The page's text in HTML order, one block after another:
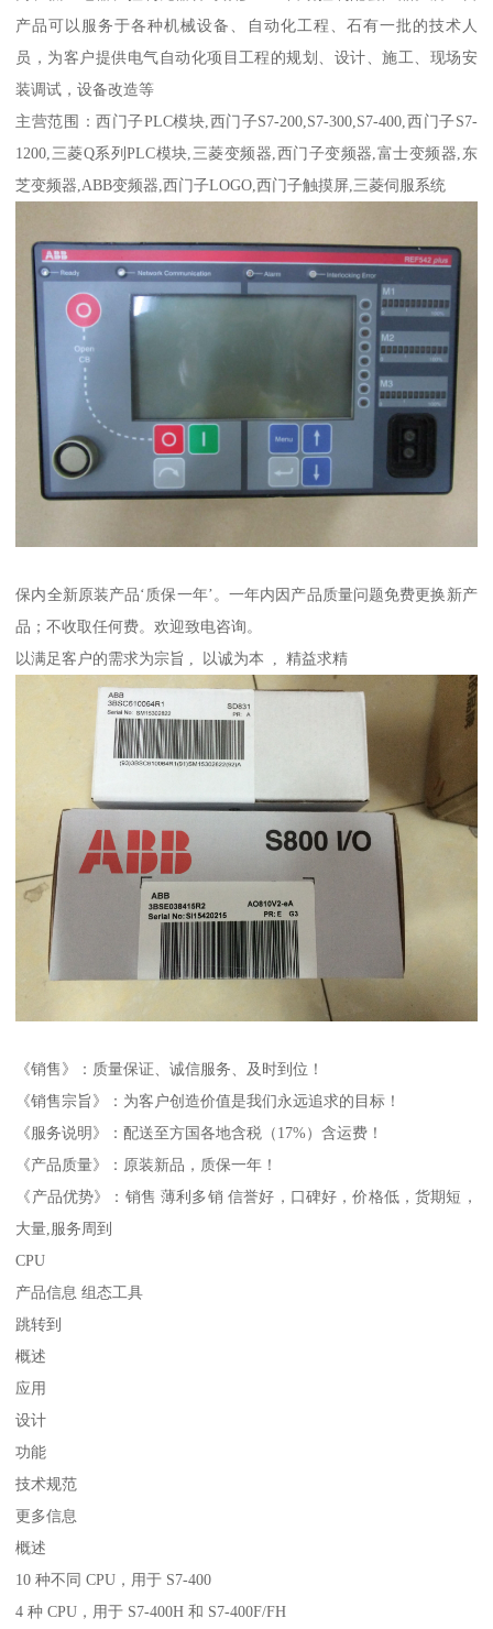
产品可以服务于各种机械设备、自动化工程、石有一批的技术人
员，为客户提供电气自动化项目工程的规划、设计、施工、现场安
装调试，设备改造等
主营范围：西门子PLC模块,西门子S7-200,S7-300,S7-400,西门子S7-
1200,三菱Q系列PLC模块,三菱变频器,西门子变频器,富士变频器,东
芝变频器,ABB变频器,西门子LOGO,西门子触摸屏,三菱伺服系统
保内全新原装产品‘质保一年’。一年内因产品质量问题免费更换新产
品；不收取任何费。欢迎致电咨询。
以满足客户的需求为宗旨 , 以诚为本 , 精益求精
《销售》：质量保证、诚信服务、及时到位！
《销售宗旨》：为客户创造价值是我们永远追求的目标！
《服务说明》：配送至方国各地含税（17%）含运费！
《产品质量》：原装新品，质保一年！
《产品优势》：销售 薄利多销 信誉好，口碑好，价格低，货期短，
大量,服务周到
CPU
产品信息 组态工具
跳转到
概述
应用
设计
功能
技术规范
更多信息
概述
10 种不同 CPU，用于 S7-400
4 种 CPU，用于 S7-400H 和 S7-400F/FH